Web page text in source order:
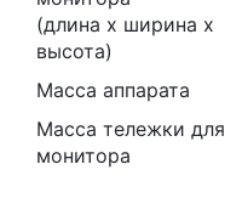
(длина x ширина x
высота)
Масса аппарата
Масса тележки для
монитора